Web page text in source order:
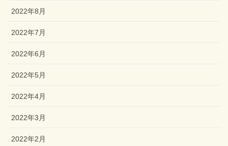
2022年8月
2022年7月
2022年6月
2022年5月
2022年4月
2022年3月
2022年2月